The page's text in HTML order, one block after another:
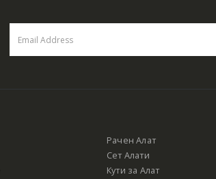
Рачен Алат
Сет Алати
Кути за Алат